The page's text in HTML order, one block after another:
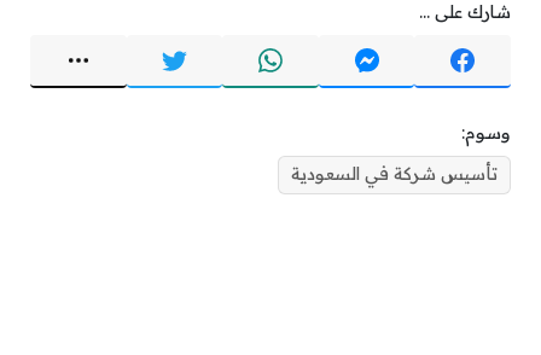
شارك على ...
وسوم:
تأسيس شركة في السعودية